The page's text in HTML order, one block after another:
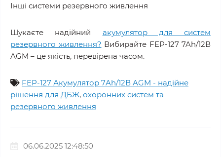
Інші системи резервного живлення
Шукаєте надійний акумулятор для систем
резервного живлення? Вибирайте FEP-127 7Ah/12В
AGM – це якість, перевірена часом.
FEP-127 Акумулятор 7Ah/12В AGM - надійне
рішення для ДБЖ, охоронних систем та
резервного живлення
06.06.2025 12:48:50